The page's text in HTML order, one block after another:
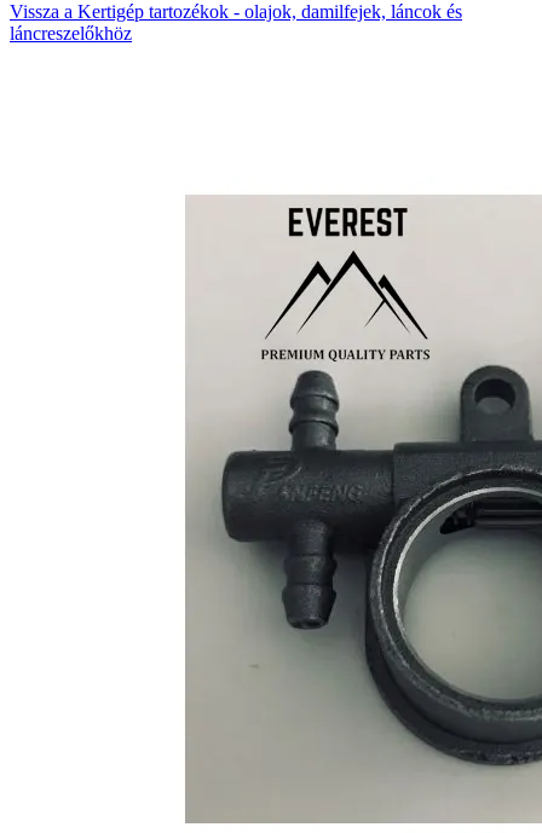
Vissza a Kertigép tartozékok - olajok, damilfejek, láncok és
láncreszelőkhöz